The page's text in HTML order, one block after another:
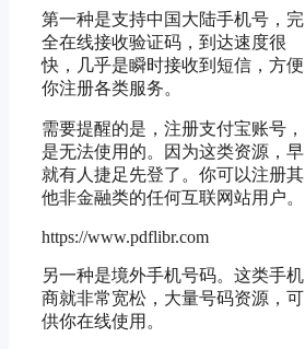
第一种是支持中国大陆手机号，完
全在线接收验证码，到达速度很
快，几乎是瞬时接收到短信，方便
你注册各类服务。
需要提醒的是，注册支付宝账号，
是无法使用的。因为这类资源，早
就有人捷足先登了。你可以注册其
他非金融类的任何互联网站用户。
https://www.pdflibr.com
另一种是境外手机号码。这类手机
商就非常宽松，大量号码资源，可
供你在线使用。